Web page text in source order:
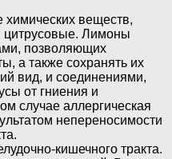
веществ,
цитрусовые. Лимоны
позволяющих
а также сохранять их
вид, и соединениями,
от гниения и
случае аллергическая
непереносимости
кишечного тракта.